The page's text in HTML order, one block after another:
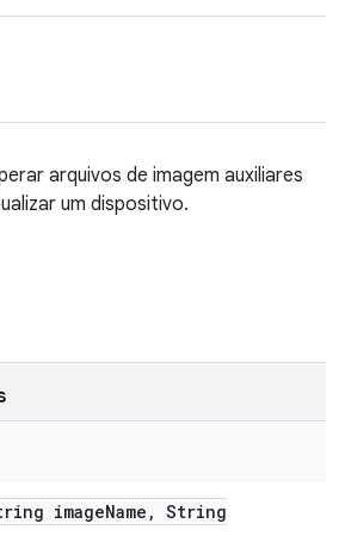
arquivos de imagem auxiliares
um dispositivo.
imageName , String